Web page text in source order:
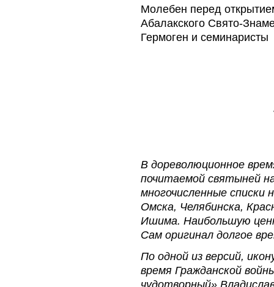
Молебен перед
Абалакского Свято-
Гермоген и семинаристы
В дореволюционное
почитаемой святыней
многочисленные списки
Омска, Челябинска,
Ишима. Наибольшую
Сам оригинал долгое
По одной из версий,
время Гражданской
чудотворный»